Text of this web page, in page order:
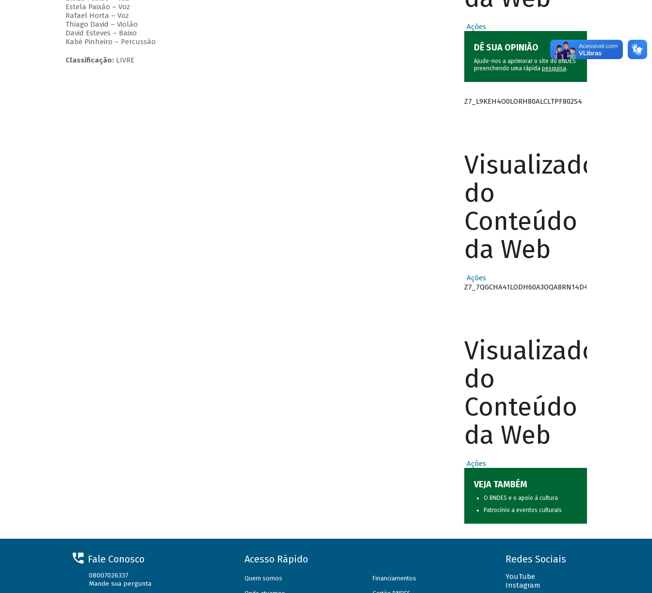
Estela Paixão – Voz
Rafael Horta – Voz
Thiago David – Violão
David Esteves – Baixo
Kabé Pinheiro – Percussão
Classificação:LIVRE
Ações
DÊ SUA OPINIÃO
Ajude-nos a aprimorar o site do BNDES
preenchendo uma rápida pesquisa.
Z7_L9KEH4O0LORH80ALCLTPF802S4
Visualizador
do
Conteúdo
da Web
Ações
Z7_7QGCHA41LODH60A3OQA8RN14D4
Visualizador
do
Conteúdo
da Web
Ações
VEJA TAMBÉM
O BNDES e o apoio à cultura
Patrocínio a eventos culturais
Fale Conosco
08007026337
Mande sua pergunta
Acesso Rápido
Quem somos Financiamentos
Redes Sociais
YouTube
Instagram